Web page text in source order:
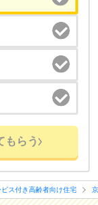
もらう
ス付き高齢者向け住宅